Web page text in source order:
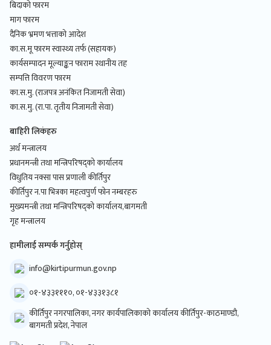
बिदाको फारम
माग फारम
दैनिक भ्रमण भत्ताको आदेश
का.स.मू फारम स्वास्थ्य तर्फ (सहायक)
कार्यसम्पादन मूल्याङ्कन फाराम स्थानीय तह
सम्पत्ति विवरण फारम
का.स.मु. (राजपत्र अनंकित निजामती सेवा)
का.स.मु. (रा.पा. तृतीय निजामती सेवा)
बाहिरी लिकंहरु
अर्थ मन्त्रालय
प्रधानमन्त्री तथा मन्त्रिपरिषद्को कार्यालय
विधुतिय नक्सा पास प्रणाली कीर्तिपुर
कीर्तिपुर न.पा भित्रका महत्वपुर्ण फोन नम्बरहरु
मुख्यमन्त्री तथा मन्त्रिपरिषद्को कार्यालय,बागमती
गृह मन्त्रालय
हामीलाई सम्पर्क गर्नुहोस्
info@kirtipurmun.gov.np
०१-४३३१११०, ०१-४३३१३८१
कीर्तिपुर नगरपालिका, नगर कार्यपालिकाको कार्यालय कीर्तिपुर-काठमाण्डौ,
बागमती प्रदेश, नेपाल